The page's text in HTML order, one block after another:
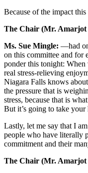
Because of the impact
The Chair (Mr. Amarjot
Ms. Sue Mingle: —had
on this committee and for
ponder this tonight: When
real stress-relieving
Niagara Falls knows
the pressure that is
stress, because that is
But it’s going to take
Lastly, let me say that I
people who have literally
commitment and their
The Chair (Mr. Amarjot